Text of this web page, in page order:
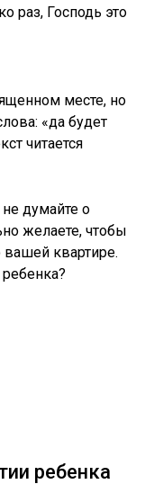
раз, Господь это
месте, но
«да будет
читается
думайте о
желаете, чтобы
квартире.
ребенка